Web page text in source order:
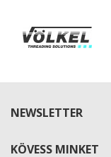
NEWSLETTER
KÖVESS MINKET